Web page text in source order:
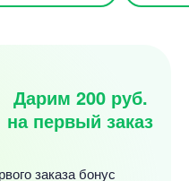
Дарим 200 руб.
на первый заказ
заказа бонус